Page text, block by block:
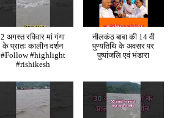
2 अगस्त रविवार मां गंगा
के प्रातः कालीन दर्शन
#Follow #highlight
#rishikesh
नीलकंठ बाबा की 14 वी
पुण्यतिथि के अवसर पर
पुष्पांजलि एवं भंडारा